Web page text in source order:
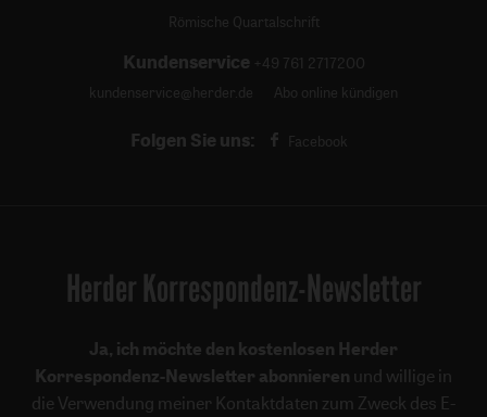
Römische Quartalschrift
Kundenservice +49 761 2717200
kundenservice@herder.de
Abo online kündigen
Folgen Sie uns: Facebook
Herder Korrespondenz-Newsletter
Ja, ich möchte den kostenlosen Herder
Korrespondenz-Newsletter abonnieren und willige in
die Verwendung meiner Kontaktdaten zum Zweck des E-